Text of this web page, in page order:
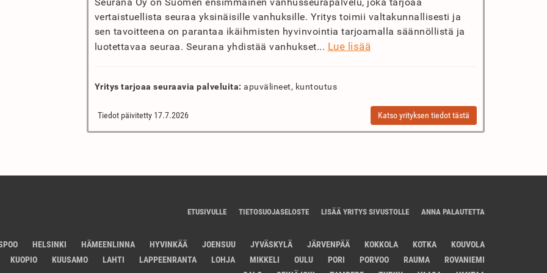
vertaistuellista seuraa yksinäisille vanhuksille. Yritys toimii valtakunnallisesti ja
sen tavoitteena on parantaa ikäihmisten hyvinvointia tarjoamalla säännöllistä ja
luotettavaa seuraa. Seurana yhdistää vanhukset... Lue lisää
Yritys tarjoaa seuraavia palveluita: apuvälineet, kuntoutus
Tiedot päivitetty 17.7.2026 Katso yrityksen tiedot tästä
ETUSIVULLE TIETOSUOJASELOSTE LISÄÄ YRITYS SIVUSTOLLE ANNA PALAUTETTA
HELSINKI HÄMEENLINNA HYVINKÄÄ JOENSUU JYVÄSKYLÄ JÄRVENPÄÄ KOKKOLA KOTKA
KOUVOLA
KUOPIO
KUUSAMO LAHTI LAPPEENRANTA LOHJA MIKKELI OULU PORI PORVOO RAUMA
ROVANIEMI